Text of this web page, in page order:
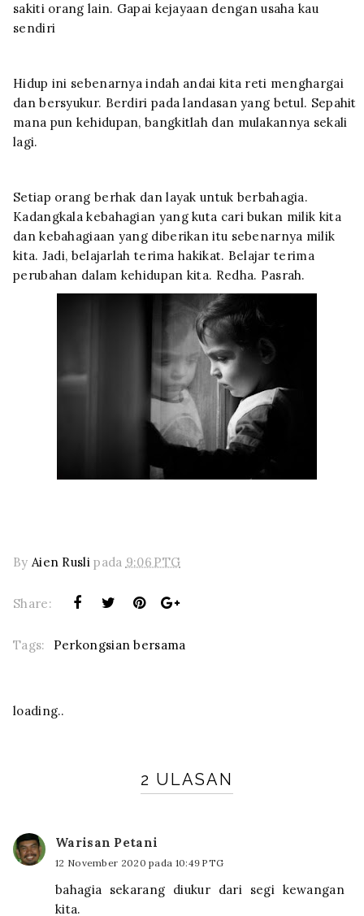
sakiti orang lain. Gapai kejayaan dengan usaha kau
sendiri
Hidup ini sebenarnya indah andai kita reti menghargai
dan bersyukur. Berdiri pada landasan yang betul. Sepahit
mana pun kehidupan, bangkitlah dan mulakannya sekali
lagi.
Setiap orang berhak dan layak untuk berbahagia.
Kadangkala kebahagian yang kuta cari bukan milik kita
dan kebahagiaan yang diberikan itu sebenarnya milik
kita. Jadi, belajarlah terima hakikat. Belajar terima
perubahan dalam kehidupan kita. Redha. Pasrah.
By Aien Rusli pada 9:06 PTG
Share:
Tags: Perkongsian bersama
loading..
2 ULASAN
Warisan Petani
12 November 2020 pada 10:49 PTG
bahagia sekarang diukur dari segi kewangan
kita.